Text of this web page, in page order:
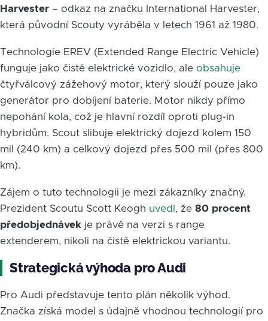
Harvester – odkaz na značku International Harvester,
která původní Scouty vyráběla v letech 1961 až 1980.
Technologie EREV (Extended Range Electric Vehicle)
funguje jako čistě elektrické vozidlo, ale obsahuje
čtyřválcový zážehový motor, který slouží pouze jako
generátor pro dobíjení baterie. Motor nikdy přímo
nepohání kola, což je hlavní rozdíl oproti plug-in
hybridům. Scout slibuje elektrický dojezd kolem 150
mil (240 km) a celkový dojezd přes 500 mil (přes 800
km).
Zájem o tuto technologii je mezi zákazníky značný.
Prezident Scoutu Scott Keogh uvedl , že 80 procent
předobjednávek je právě na verzi s range
extenderem, nikoli na čistě elektrickou variantu.
Strategická výhoda pro Audi
Pro Audi představuje tento plán několik výhod.
Značka získá model s údajně vhodnou technologií pro